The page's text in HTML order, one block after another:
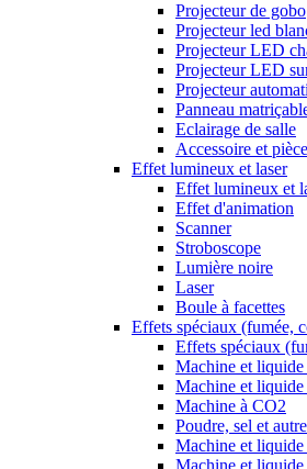
Projecteur de gobo
Projecteur led
Projecteur LED
Projecteur LED
Projecteur
Panneau
Eclairage de salle
Accessoire et
Effet lumineux et laser
Effet lumineux et
Effet d'animation
Scanner
Stroboscope
Lumière noire
Laser
Boule à facettes
Effets spéciaux (fumée,
Effets spéciaux
Machine et liquide
Machine et
Machine à CO2
Poudre, sel et
Machine et liquide
Machine et liquide